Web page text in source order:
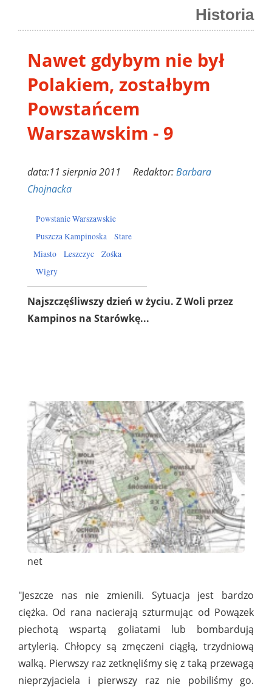
Historia
Nawet gdybym nie był
Polakiem, zostałbym
Powstańcem
Warszawskim - 9
data:11 sierpnia 2011 Redaktor:Barbara
Chojnacka
Powstanie Warszawskie
Puszcza Kampinoska
Stare
Miasto
Leszczyc
Zośka
Wigry
Najszczęśliwszy dzień w życiu. Z Woli przez
Kampinos na Starówkę...
net
"Jeszcze nas nie zmienili. Sytuacja jest bardzo
ciężka. Od rana nacierają szturmując od Powązek
piechotą wspartą goliatami lub bombardują
artylerią. Chłopcy są zmęczeni ciągłą, trzydniową
walką. Pierwszy raz zetknęliśmy się z taką przewagą
nieprzyjaciela i pierwszy raz nie pobiliśmy go.